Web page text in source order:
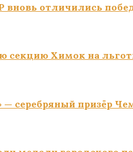
отличились
секцию Химок на
— серебряный призёр